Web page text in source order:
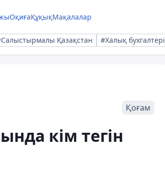
ОқиғаҚұқықМақалалар
Қазақстан #Халық бухгалтері
Қоғам
кім тегін